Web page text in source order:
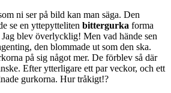
ni ser på bild kan man säga. Den
se en yttepytteliten bittergurka forma
blev överlycklig! Men vad hände sen
den blommade ut som den ska.
på sig något mer. De förblev så där
Efter ytterligare ett par veckor, och ett
gurkorna. Hur tråkigt!?